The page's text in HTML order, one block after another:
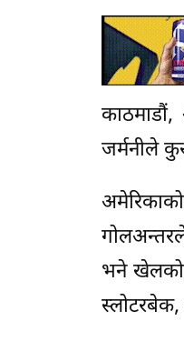
जर्मनीले
भने खेलको